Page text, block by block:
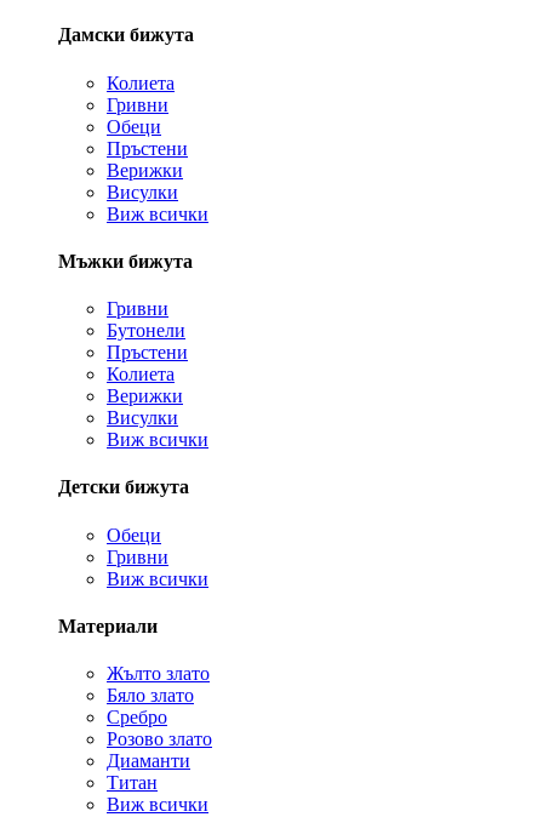
Дамски бижута
Колиета
Гривни
Обеци
Пръстени
Верижки
Висулки
Виж всички
Мъжки бижута
Гривни
Бутонели
Пръстени
Колиета
Верижки
Висулки
Виж всички
Детски бижута
Обеци
Гривни
Виж всички
Материали
Жълто злато
Бяло злато
Сребро
Розово злато
Диаманти
Титан
Виж всички